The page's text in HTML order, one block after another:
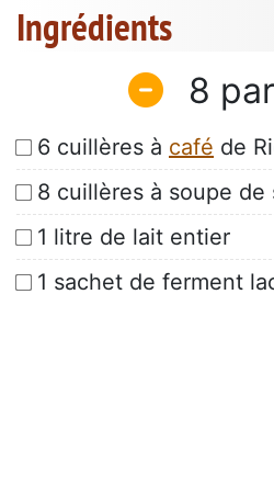
Ingrédients
8
6 cuillères à café de
8 cuillères à soupe de
1 litre de lait entier
1 sachet de ferment